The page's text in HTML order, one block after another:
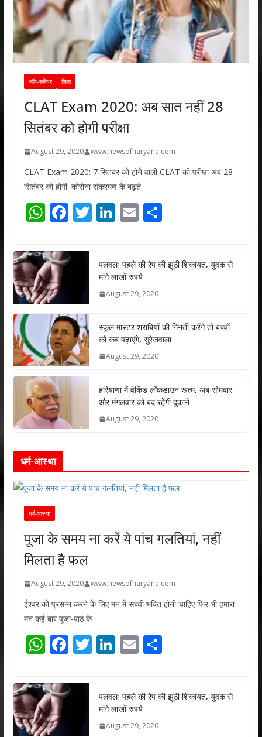
जॉब-करियर शिक्षा
CLAT Exam 2020: अब सात नहीं 28
सितंबर को होगी परीक्षा
August 29, 2020 www.newsofharyana.com
CLAT Exam 2020: 7 सितंबर को होने वाली CLAT की परीक्षा अब 28
सितंबर को होगी. कोरोना संक्रमण के बढ़ते
W
at
s
A
p
p
F
e
b
o
k
T
er
Li
e
dI
n
E
l
S
e
पलवलः पहले की रेप की झूठी शिकायत, युवक से
मांगे लाखों रुपये
August 29, 2020
स्कूल मास्टर शराबियों की गिनती करेंगे तो बच्चों
को कब पढ़ाएंगे, सुरेजवाला
August 29, 2020
हरियाणा में वीकेंड लॉकडाउन खत्म, अब सोमवार
और मंगलवार को बंद रहेंगी दुकानें
August 29, 2020
धर्म-आस्था
धर्म-आस्था
पूजा के समय ना करें ये पांच गलतियां, नहीं
मिलता है फल
August 29, 2020 www.newsofharyana.com
ईश्वर को प्रसन्न करने के लिए मन में सच्ची भक्ति होनी चाहिए फिर भी हमारा
मन कई बार पूजा-पाठ के
W
at
s
A
F
e
b
T
er
Li
e
dI
E
l
S
e
पलवलः पहले की रेप की झूठी शिकायत, युवक से
मांगे लाखों रुपये
August 29, 2020